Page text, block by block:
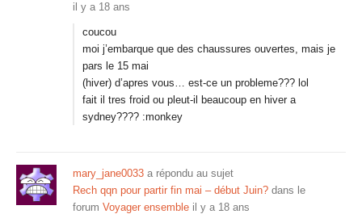
il y a 18 ans
coucou
moi j’embarque que des chaussures ouvertes, mais je
pars le 15 mai
(hiver) d’apres vous… est-ce un probleme??? lol
fait il tres froid ou pleut-il beaucoup en hiver a
sydney???? :monkey
mary_jane0033 a répondu au sujet
Rech qqn pour partir fin mai – début Juin? dans le
forum Voyager ensemble il y a 18 ans